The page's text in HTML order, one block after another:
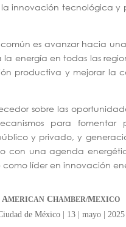
innovación tecnológica
es avanzar hacia
energía en todas las
productiva y mejorar la
sobre las
para
y privado, y
con una agenda
como líder en innovación
AMERICAN CHAMBER/MEXICO
de México | 13 | mayo | 2025